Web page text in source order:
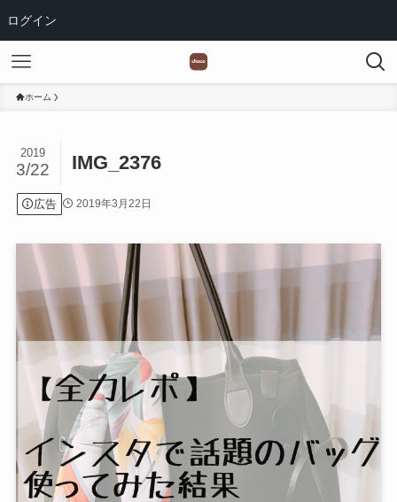
ログイン
ホーム
IMG_2376
2019
3/22
広告 2019年3月22日